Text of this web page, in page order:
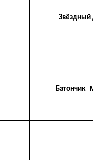
Звёздный
Батончик